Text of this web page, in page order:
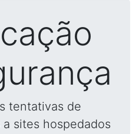
tentativas de
sites hospedados